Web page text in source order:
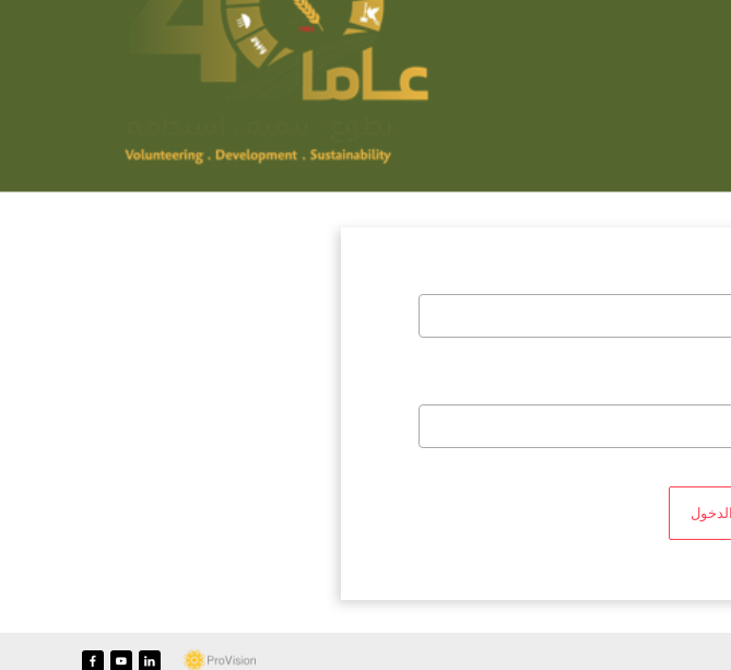
i
y
f